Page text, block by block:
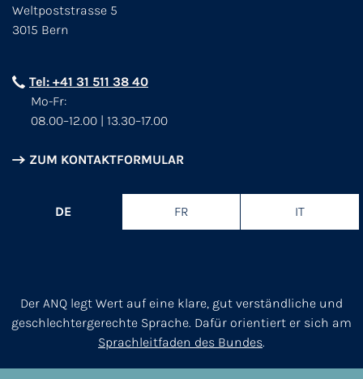
Weltpoststrasse 5
3015 Bern
Tel: +41 31 511 38 40
Mo-Fr:
08.00–12.00 | 13.30–17.00
ZUM KONTAKTFORMULAR
DE FR IT
Der ANQ legt Wert auf eine klare, gut verständliche und
geschlechtergerechte Sprache. Dafür orientiert er sich am
Sprachleitfaden des Bundes.